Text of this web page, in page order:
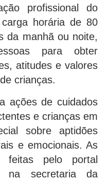
profissional do
horária de 80
da manhã ou noite,
para obter
atitudes e valores
crianças.
ações de cuidados
e crianças em
sobre aptidões
e emocionais. As
feitas pelo portal
na secretaria da